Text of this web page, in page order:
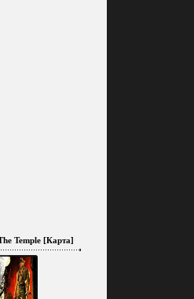
Temple [Карта]